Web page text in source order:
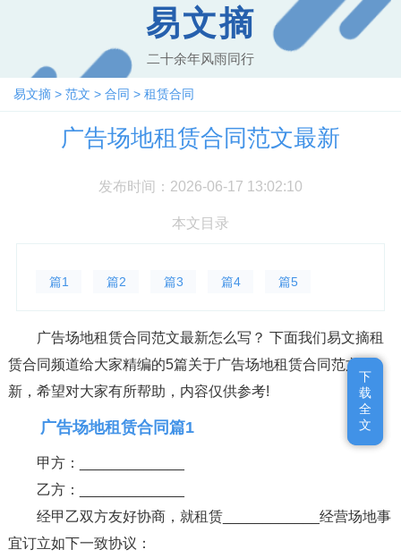
易文摘
二十余年风雨同行
易文摘 > 范文 > 合同 > 租赁合同
广告场地租赁合同范文最新
发布时间：2026-06-17 13:02:10
本文目录
篇1 篇2 篇3 篇4 篇5
广告场地租赁合同范文最新怎么写？ 下面我们易文摘租
赁合同频道给大家精编的5篇关于广告场地租赁合同范文最
新，希望对大家有所帮助，内容仅供参考!
广告场地租赁合同篇1
甲方：_____________
乙方：_____________
经甲乙双方友好协商，就租赁____________经营场地事
宜订立如下一致协议：
下
载
全
文
下
载
全
文